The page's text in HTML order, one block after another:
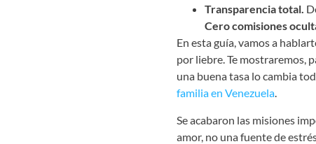
Transparencia total.
Cero comisiones
En esta guía, vamos a
por liebre. Te mostraremos,
una buena tasa lo cambia
familia en Venezuela.
Se acabaron las misiones
amor, no una fuente de